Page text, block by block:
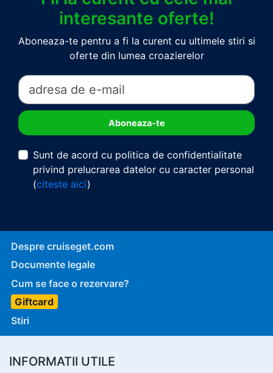
interesante oferte!
Aboneaza-te pentru a fi la curent cu ultimele stiri si
oferte din lumea croazierelor
Sunt de acord cu politica de confidentialitate
privind prelucrarea datelor cu caracter personal
(citeste aici)
Despre cruiseget.com
Documente legale
Cum se face o rezervare?
Giftcard
Stiri
INFORMATII UTILE